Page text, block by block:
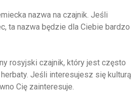
nazwa na czajnik. Jeśli
ta nazwa będzie dla Ciebie bardzo
rosyjski czajnik, który jest często
Jeśli interesujesz się kulturą
Cię zainteresuje.